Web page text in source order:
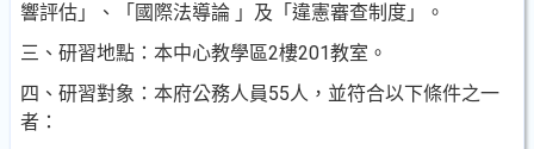
響評估」、「國際法導論 」及「違憲審查制度」。
三、研習地點：本中心教學區2樓201教室。
四、研習對象：本府公務人員55人，並符合以下條件之一
者：